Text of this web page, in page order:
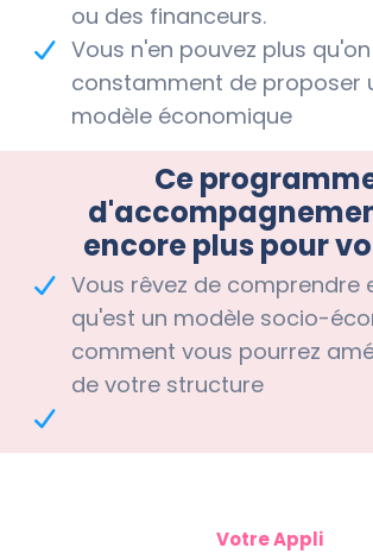
ou des financeurs.
Vous n'en pouvez plus
constamment de proposer
modèle économique
Ce
encore plus pour
Vous rêvez de comprendre
qu'est un modèle socio-
comment vous pourrez
de votre structure
Votre Appli